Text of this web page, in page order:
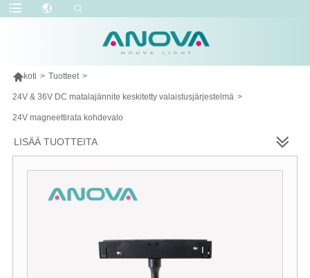
koti > Tuotteet >
24V & 36V DC matalajännite keskitetty valaistusjärjestelmä >
24V magneettirata kohdevalo
LISÄÄ TUOTTEITA